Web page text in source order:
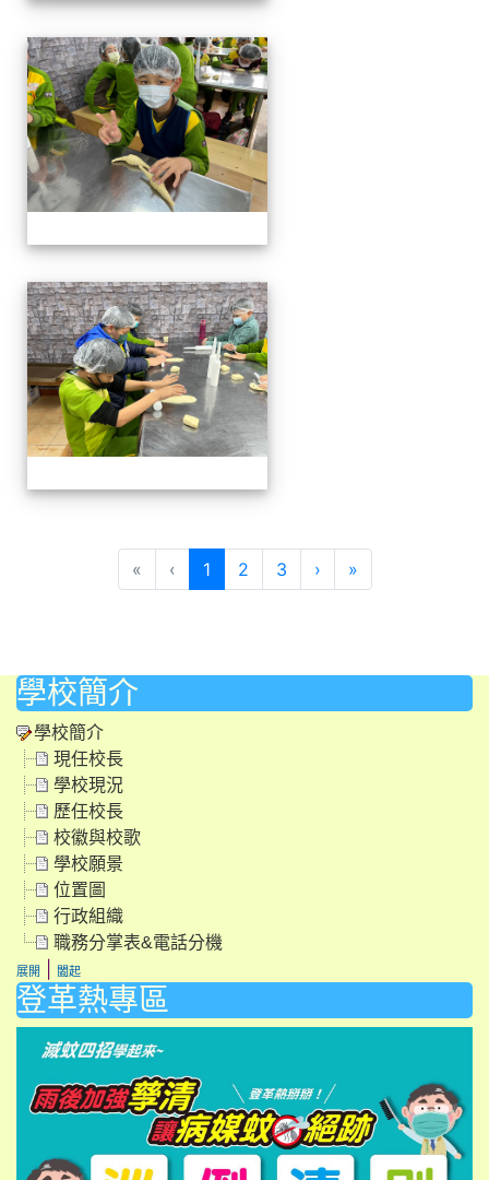
四年級戶外教學~20230117
四年級戶外教學~20230117
« ‹ 1(目前頁次)
2 3 ›下一頁
»最後頁
學校簡介
學校簡介
現任校長
學校現況
歷任校長
校徽與校歌
學校願景
位置圖
行政組織
職務分掌表&電話分機
展開 闔起
登革熱專區